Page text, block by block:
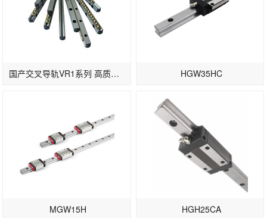
国产交叉导轨VR1系列 高质量滚柱导轨 HGW35HC
MGW15H HGH25CA